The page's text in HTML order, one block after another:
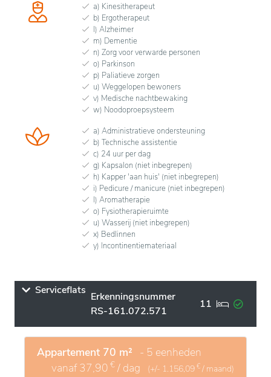
a) Kinesitherapeut
b) Ergotherapeut
l) Alzheimer
m) Dementie
n) Zorg voor verwarde personen
o) Parkinson
p) Paliatieve zorgen
u) Weggelopen bewoners
v) Medische nachtbewaking
w) Noodoproepsysteem
a) Administratieve ondersteuning
b) Technische assistentie
c) 24 uur per dag
g) Kapsalon (niet inbegrepen)
h) Kapper 'aan huis' (niet inbegrepen)
i) Pedicure / manicure (niet inbegrepen)
l) Aromatherapie
o) Fysiotherapieruimte
u) Wasserij (niet inbegrepen)
x) Bedlinnen
y) Incontinentiemateriaal
Serviceflats Erkenningsnummer
RS-161.072.571
11
Appartement 70 m² - 5 eenheden
vanaf37,90 € / dag (+/- 1.156,09 € / maand)